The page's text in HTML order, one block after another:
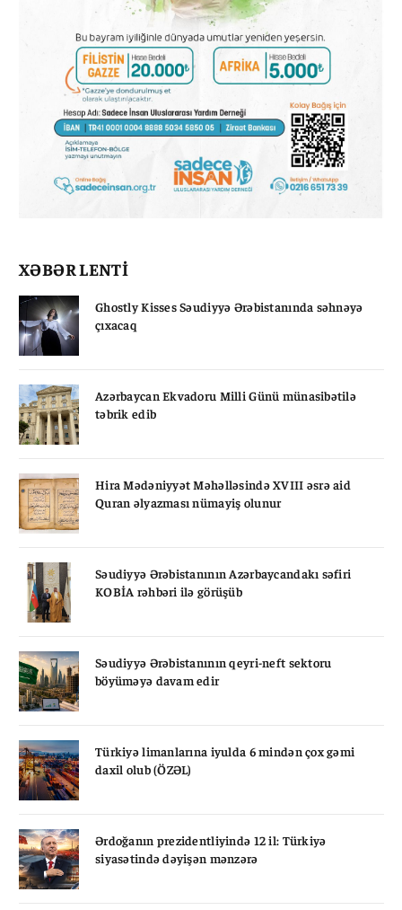
XƏBƏR LENTİ
Ghostly Kisses Səudiyyə Ərəbistanında səhnəyə
çıxacaq
Azərbaycan Ekvadoru Milli Günü münasibətilə
təbrik edib
Hira Mədəniyyət Məhəlləsində XVIII əsrə aid
Quran əlyazması nümayiş olunur
Səudiyyə Ərəbistanının Azərbaycandakı səfiri
KOBİA rəhbəri ilə görüşüb
Səudiyyə Ərəbistanının qeyri-neft sektoru
böyüməyə davam edir
Türkiyə limanlarına iyulda 6 mindən çox gəmi
daxil olub (ÖZƏL)
Ərdoğanın prezidentliyində 12 il: Türkiyə
siyasətində dəyişən mənzərə